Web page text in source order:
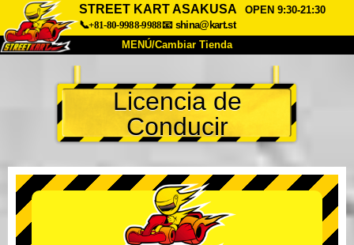
STREET KART ASAKUSA
OPEN 9:30-21:30
📞+81-80-9988-9988📧 shina@kart.st
MENÚ/Cambiar Tienda
Acerca de Especificaciones Precios
Acceso Testimonios Preguntas Frecuentes
Cambiar Tienda
Tokyo Akihabara#1
Tokyo Akihabara#2
Licencia de
Conducir